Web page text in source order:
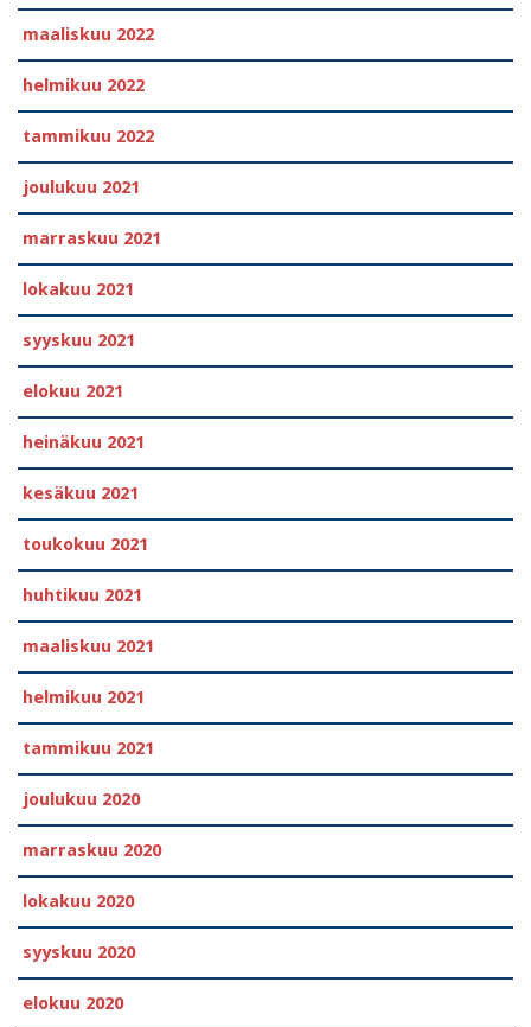
maaliskuu 2022
helmikuu 2022
tammikuu 2022
joulukuu 2021
marraskuu 2021
lokakuu 2021
syyskuu 2021
elokuu 2021
heinäkuu 2021
kesäkuu 2021
toukokuu 2021
huhtikuu 2021
maaliskuu 2021
helmikuu 2021
tammikuu 2021
joulukuu 2020
marraskuu 2020
lokakuu 2020
syyskuu 2020
elokuu 2020